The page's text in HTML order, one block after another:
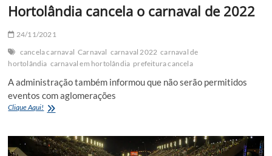
Hortolândia cancela o carnaval de 2022
24/11/2021
cancela carnaval Carnaval carnaval 2022 carnaval de
hortolândia carnaval em hortolândia prefeitura cancela
A administração também informou que não serão permitidos
eventos com aglomerações
Clique Aqui! Hortolândia
carnaval
de